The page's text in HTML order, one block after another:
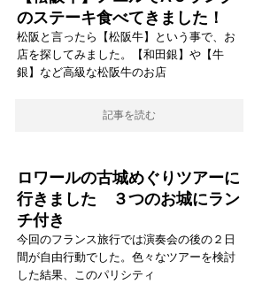
のステーキ食べてきました！
松阪と言ったら【松阪牛】という事で、お
店を探してみました。【和田銀】や【牛
銀】など高級な松阪牛のお店
記事を読む
ロワールの古城めぐりツアーに
行きました ３つのお城にラン
チ付き
今回のフランス旅行では演奏会の後の２日
間が自由行動でした。色々なツアーを検討
した結果、このパリシティ